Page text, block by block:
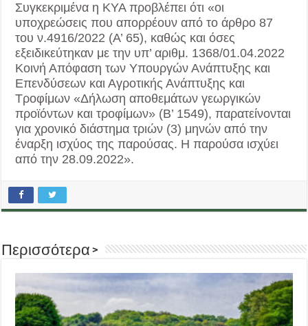
Συγκεκριμένα η ΚΥΑ προβλέπει ότι «οι
υποχρεώσεις που απορρέουν από το άρθρο 87
του ν.4916/2022 (Α’ 65), καθώς και όσες
εξειδικεύτηκαν με την υπ’ αριθμ. 1368/01.04.2022
Κοινή Απόφαση των Υπουργών Ανάπτυξης και
Επενδύσεων και Αγροτικής Ανάπτυξης και
Τροφίμων «Δήλωση αποθεμάτων γεωργικών
προϊόντων και τροφίμων» (Β’ 1549), παρατείνονται
για χρονικό διάστημα τριών (3) μηνών από την
έναρξη ισχύος της παρούσας. Η παρούσα ισχύει
από την 28.09.2022».
Περισσότερα >